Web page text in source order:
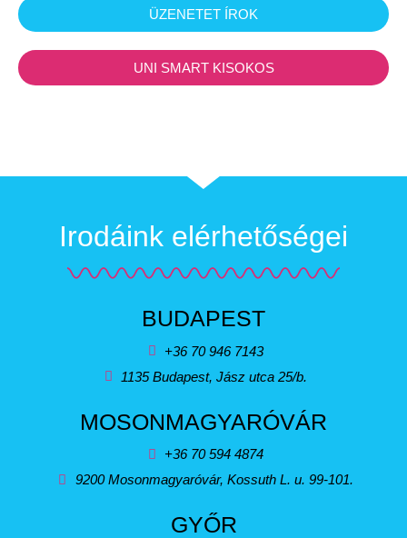
ÜZENETET ÍROK
UNI SMART KISOKOS
Irodáink elérhetőségei
BUDAPEST
+36 70 946 7143
1135 Budapest, Jász utca 25/b.
MOSONMAGYARÓVÁR
+36 70 594 4874
9200 Mosonmagyaróvár, Kossuth L. u. 99-101.
GYŐR